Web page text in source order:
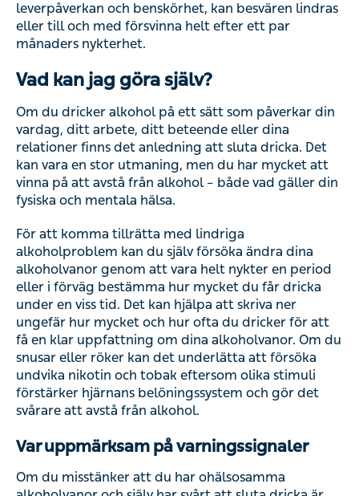
leverpåverkan och benskörhet, kan besvären lindras
eller till och med försvinna helt efter ett par
månaders nykterhet.
Vad kan jag göra själv?
Om du dricker alkohol på ett sätt som påverkar din
vardag, ditt arbete, ditt beteende eller dina
relationer finns det anledning att sluta dricka. Det
kan vara en stor utmaning, men du har mycket att
vinna på att avstå från alkohol – både vad gäller din
fysiska och mentala hälsa.
För att komma tillrätta med lindriga
alkoholproblem kan du själv försöka ändra dina
alkoholvanor genom att vara helt nykter en period
eller i förväg bestämma hur mycket du får dricka
under en viss tid. Det kan hjälpa att skriva ner
ungefär hur mycket och hur ofta du dricker för att
få en klar uppfattning om dina alkoholvanor. Om du
snusar eller röker kan det underlätta att försöka
undvika nikotin och tobak eftersom olika stimuli
förstärker hjärnans belöningssystem och gör det
svårare att avstå från alkohol.
Var uppmärksam på varningssignaler
Om du misstänker att du har ohälsosamma